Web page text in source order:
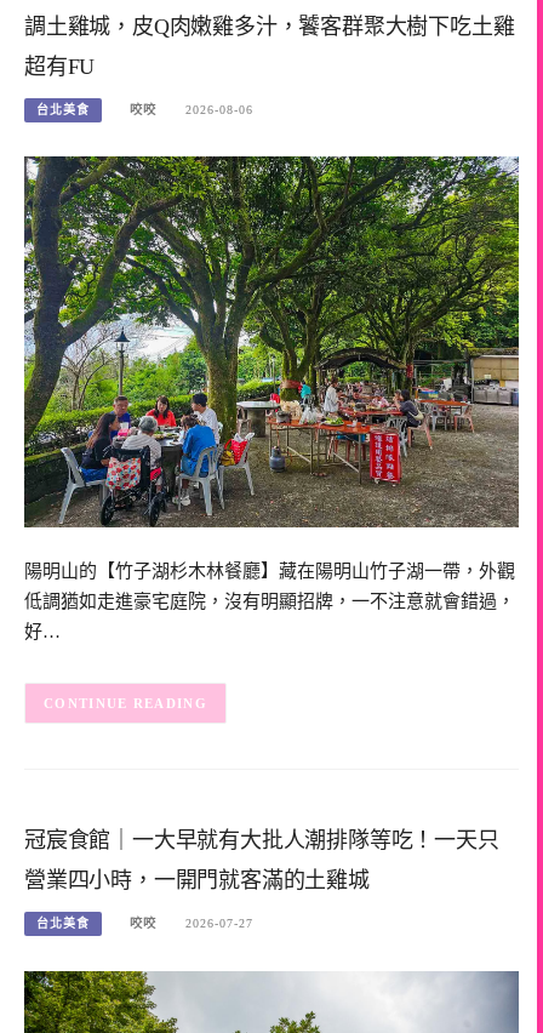
調土雞城，皮Q肉嫩雞多汁，饕客群聚大樹下吃土雞
超有FU
台北美食 咬咬 2026-08-06
陽明山的【竹子湖杉木林餐廳】藏在陽明山竹子湖一帶，外觀
低調猶如走進豪宅庭院，沒有明顯招牌，一不注意就會錯過，
好…
CONTINUE READING
冠宸食館｜一大早就有大批人潮排隊等吃！一天只
營業四小時，一開門就客滿的土雞城
台北美食 咬咬 2026-07-27